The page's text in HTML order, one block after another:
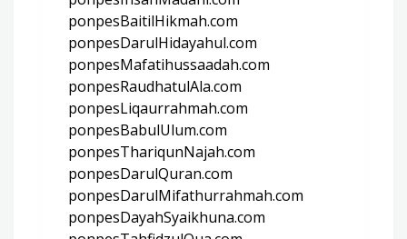
ponpesBaitilHikmah.com
ponpesDarulHidayahul.com
ponpesMafatihussaadah.com
ponpesRaudhatulAla.com
ponpesLiqaurrahmah.com
ponpesBabulUlum.com
ponpesThariqunNajah.com
ponpesDarulQuran.com
ponpesDarulMifathurrahmah.com
ponpesDayahSyaikhuna.com